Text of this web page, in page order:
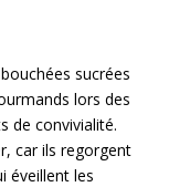
sucrées
lors des
de convivialité.
car ils regorgent
éveillent les